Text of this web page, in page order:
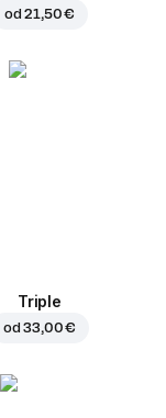
od21,50 €
Triple
od33,00 €